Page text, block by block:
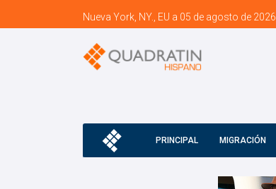
Nueva York, NY., EU a 05 de agosto de 2026
PRINCIPAL MIGRACIÓN